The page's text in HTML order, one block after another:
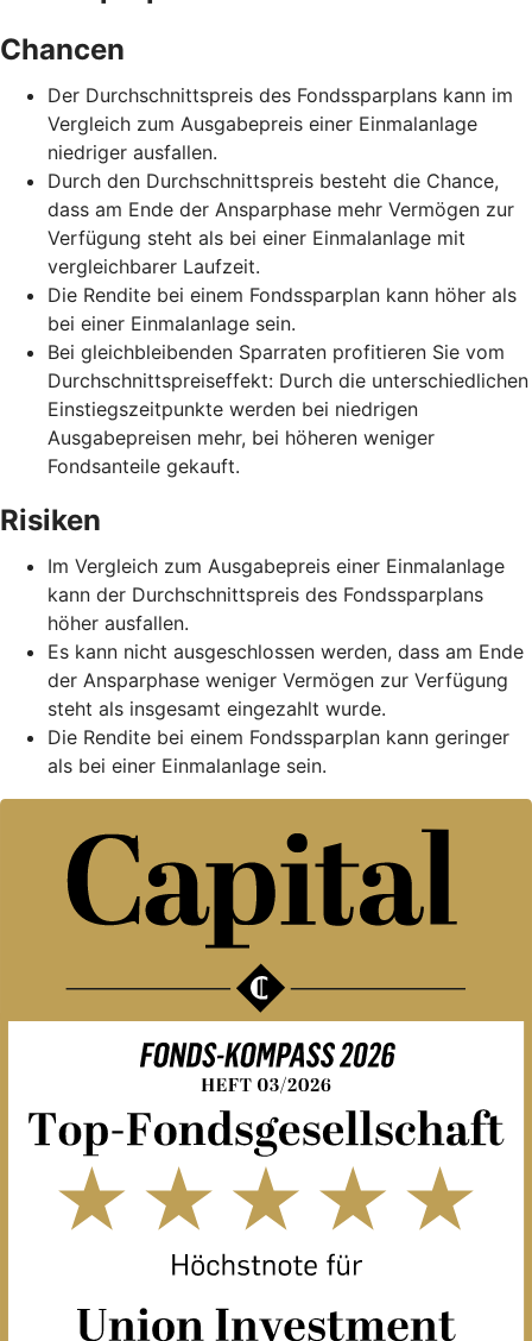
Chancen
Der Durchschnittspreis des Fondssparplans kann im
Vergleich zum Ausgabepreis einer Einmalanlage
niedriger ausfallen.
Durch den Durchschnittspreis besteht die Chance,
dass am Ende der Ansparphase mehr Vermögen zur
Verfügung steht als bei einer Einmalanlage mit
vergleichbarer Laufzeit.
Die Rendite bei einem Fondssparplan kann höher als
bei einer Einmalanlage sein.
Bei gleichbleibenden Sparraten profitieren Sie vom
Durchschnittspreiseffekt: Durch die unterschiedlichen
Einstiegszeitpunkte werden bei niedrigen
Ausgabepreisen mehr, bei höheren weniger
Fondsanteile gekauft.
Risiken
Im Vergleich zum Ausgabepreis einer Einmalanlage
kann der Durchschnittspreis des Fondssparplans
höher ausfallen.
Es kann nicht ausgeschlossen werden, dass am Ende
der Ansparphase weniger Vermögen zur Verfügung
steht als insgesamt eingezahlt wurde.
Die Rendite bei einem Fondssparplan kann geringer
als bei einer Einmalanlage sein.